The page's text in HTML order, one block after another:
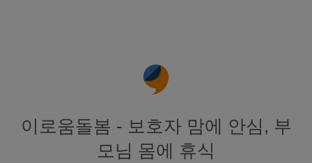
이로움돌봄 - 보호자 맘에 안심, 부
모님 몸에 휴식